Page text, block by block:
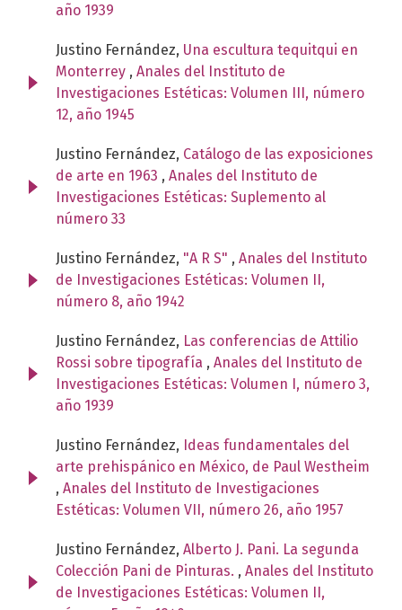
año 1939
Justino Fernández, Una escultura tequitqui en
Monterrey , Anales del Instituto de
Investigaciones Estéticas: Volumen III, número
12, año 1945
Justino Fernández, Catálogo de las exposiciones
de arte en 1963 , Anales del Instituto de
Investigaciones Estéticas: Suplemento al
número 33
Justino Fernández, "A R S" , Anales del Instituto
de Investigaciones Estéticas: Volumen II,
número 8, año 1942
Justino Fernández, Las conferencias de Attilio
Rossi sobre tipografía , Anales del Instituto de
Investigaciones Estéticas: Volumen I, número 3,
año 1939
Justino Fernández, Ideas fundamentales del
arte prehispánico en México, de Paul Westheim
, Anales del Instituto de Investigaciones
Estéticas: Volumen VII, número 26, año 1957
Justino Fernández, Alberto J. Pani. La segunda
Colección Pani de Pinturas. , Anales del Instituto
de Investigaciones Estéticas: Volumen II,